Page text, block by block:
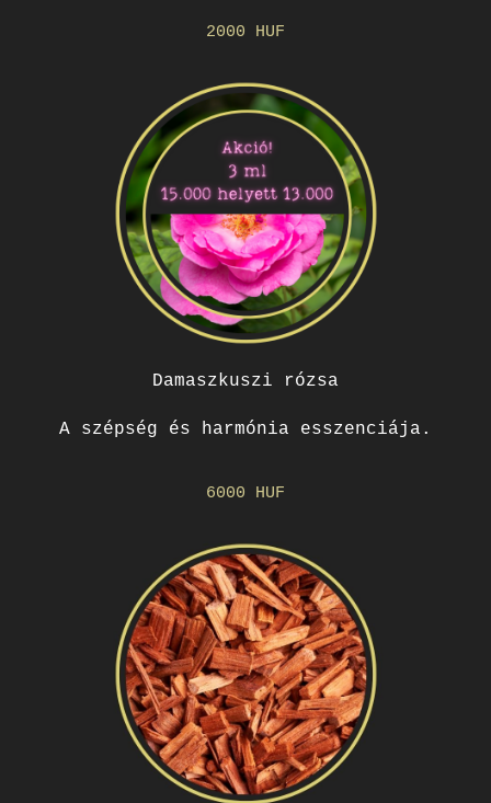
2000 HUF
Damaszkuszi rózsa
A szépség és harmónia esszenciája.
6000 HUF